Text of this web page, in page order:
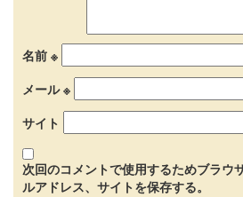
名前 ※
メール※
サイト
次回のコメントで使用するためブラウ
ルアドレス、サイトを保存する。